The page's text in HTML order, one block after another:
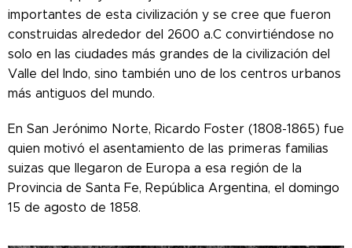
importantes de esta civilización y se cree que fueron
construidas alrededor del 2600 a.C convirtiéndose no
solo en las ciudades más grandes de la civilización del
Valle del Indo, sino también uno de los centros urbanos
más antiguos del mundo.
En San Jerónimo Norte, Ricardo Foster (1808-1865) fue
quien motivó el asentamiento de las primeras familias
suizas que llegaron de Europa a esa región de la
Provincia de Santa Fe, República Argentina, el domingo
15 de agosto de 1858.